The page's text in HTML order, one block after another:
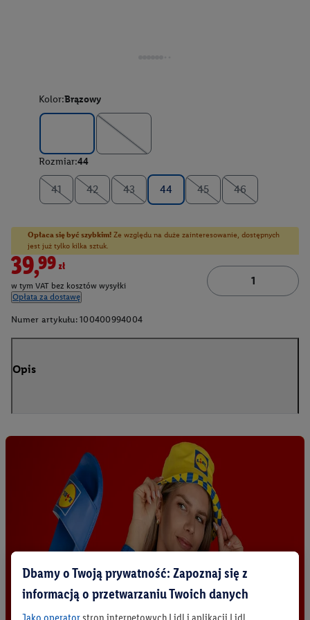
Kolor:Brązowy
Rozmiar:44
41 42 43 44 45 46
Opłaca się być szybkim! Ze względu na duże zainteresowanie, dostępnych
jest już tylko kilka sztuk.
39,99zł
w tym VAT bez kosztów wysyłki
Opłata za dostawę
Numer artykułu: 100400994004
Opis
Dbamy o Twoją prywatność: Zapoznaj się z
informacją o przetwarzaniu Twoich danych